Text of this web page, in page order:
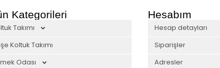
Kategorileri
Takımı
Koltuk Takımı
Odası
Hesabım
Hesap detayları
Siparişler
Adresler